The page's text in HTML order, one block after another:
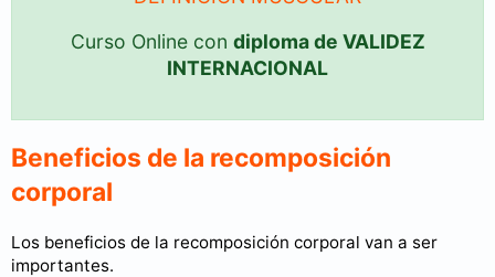
Curso Online con diploma de VALIDEZ
INTERNACIONAL
Beneficios de la recomposición
corporal
Los beneficios de la recomposición corporal van a ser
importantes.